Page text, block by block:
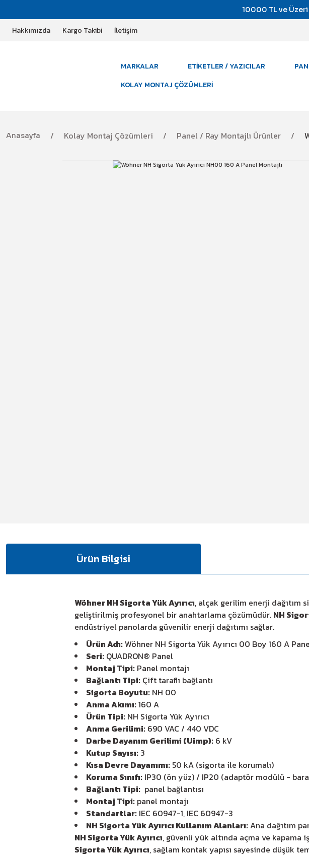
10000 TL ve Üzeri
Hakkımızda Kargo Takibi İletişim
MARKALAR ETIKETLER / YAZICILAR
KOLAY MONTAJ ÇÖZÜMLERI
Anasayfa Kolay Montaj Çözümleri Panel / Ray Montajlı Ürünler
Ürün Bilgisi
Wöhner NH Sigorta Yük Ayırıcı, alçak gerilim enerji dağıtım
geliştirilmiş profesyonel bir anahtarlama çözümüdür. NH
endüstriyel panolarda güvenilir enerji dağıtımı sağlar.
Ürün Adı:Wöhner NH Sigorta Yük Ayırıcı 00 Boy 160 A
Seri: QUADRON® Panel
Montaj Tipi: Panel montajı
Bağlantı Tipi: Çift taraflı bağlantı
Sigorta Boyutu: NH 00
Anma Akımı:160 A
Ürün Tipi: NH Sigorta Yük Ayırıcı
Anma Gerilimi: 690 VAC / 440 VDC
Darbe Dayanım Gerilimi (Uimp): 6 kV
Kutup Sayısı: 3
Kısa Devre Dayanımı: 50 kA (sigorta ile korumalı)
Koruma Sınıfı: IP30 (ön yüz) / IP20 (adaptör modülü -
Bağlantı Tipi: panel bağlantısı
Montaj Tipi: panel montajı
Standartlar: IEC 60947-1, IEC 60947-3
NH Sigorta Yük Ayırıcı Kullanım Alanları:Ana dağıtım
NH Sigorta Yük Ayırıcı, güvenli yük altında açma ve
Sigorta Yük Ayırıcı, sağlam kontak yapısı sayesinde düşük